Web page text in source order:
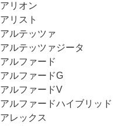
アリオン
アリスト
アルテッツァ
アルテッツァジータ
アルファード
アルファードG
アルファードV
アルファードハイブリッド
アレックス